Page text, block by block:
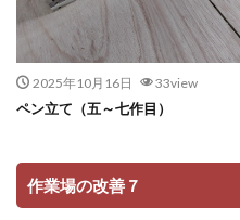
2025年10月16日 33view
ペン立て（五～七作目）
作業場の改善７